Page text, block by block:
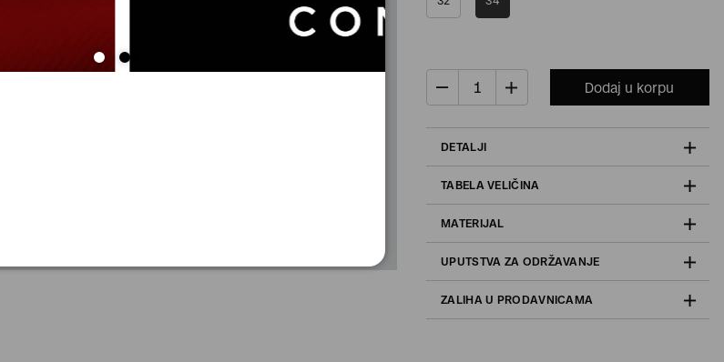
Dodaj u korpu
DETALJI
TABELA VELIČINA
MATERIJAL
UPUTSTVA ZA ODRŽAVANJE
ZALIHA U PRODAVNICAMA